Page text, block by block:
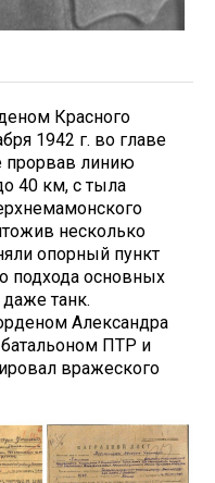
Красного
1942 г. во главе
прорвав линию
40 км, с тыла
несколько
опорный пункт
подхода основных
танк.
Александра
ПТР и
вражеского